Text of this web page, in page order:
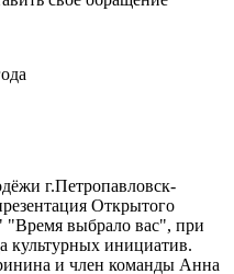
г.Петропавловск-
Открытого
"Время выбрало вас", при
культурных инициатив.
и член команды Анна